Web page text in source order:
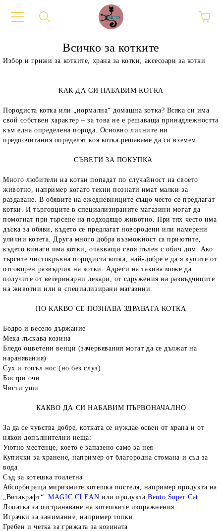
Всичко за котките
Избор и грижи за котките, храна за котки, аксесоари за котки
КАК ДА СИ НАБАВИМ КОТКА
Породиста котка или „нормална“ домашна котка? Всяка си има
свой собствен характер – за това не е решаваща принадлежността
към една определена порода. Основно личните ни
предпочитания определят коя котка решаваме да си вземем
СЪВЕТИ ЗА ПОКУПКА
Много любители на котки попадат по случайност на своето
животно, например когато техни познати имат малки за
раздаване. В обявите на ежедневниците също често се предлагат
котки. И търговците в специализираните магазини могат да
помогнат при търсене на подходящо животно. При тях често има
дъска за обяви, където се предлагат новородени или намерени
улични котета. Друга много добра възможност са приютите,
където винаги има котки, очакващи своя пълен с обич дом. Ако
търсите чистокръвна породиста котка, най-добре е да я купите от
отговорен развъдчик на котки. Адреси на такива може да
получите от ветеринарни лекари, от сдружения на развъдчиците
на животни или в специализирани магазини.
ПО КАКВО СЕ ПОЗНАВА ЗДРАВАТА КОТКА
Бодро и весело държание
Мека лъскава козина
Бледо оцветени венци (зачервявания могат да се дължат на
наранявания)
Сух и топъл нос (но без слуз)
Бистри очи
Чисти уши
КАКВО ДА СИ НАБАВИМ ПЪРВОНАЧАЛНО
За да се чувства добре, котката се нуждае освен от храна и от
някои допълнителни неща:
Уютно местенце, което е запазено само за нея
Купички за хранене, например от благородна стомана и съд за
вода
Съд за котешка тоалетна
Абсорбираща миризмите котешка постеля, например продукта на
„Витакрафт“MAGIC CLEAN или продуктаBento Super Cat
Лопатка за отстраняване на котешките изпражнения
Играчки за занимание, например топки
Гребен и четка за грижата за козината